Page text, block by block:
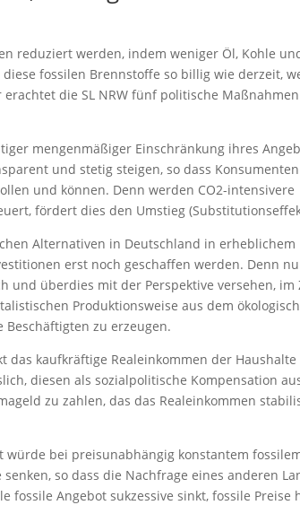
reduziert werden, indem weniger Öl, Kohle
fossilen Brennstoffe so billig wie derzeit,
die SL NRW fünf politische
mengenmäßiger Einschränkung ihres
und stetig steigen, so dass
und können. Denn werden CO2-intensivere
fördert dies den Umstieg
Alternativen in Deutschland in erheblichem
erst noch geschaffen werden. Denn
und überdies mit der Perspektive versehen, im
Produktionsweise aus dem
zu erzeugen.
das kaufkräftige Realeinkommen der Haushalte
diesen als sozialpolitische Kompensation
zu zahlen, das das Realeinkommen
bei preisunabhängig konstantem
so dass die Nachfrage eines anderen
fossile Angebot sukzessive sinkt, fossile Preise